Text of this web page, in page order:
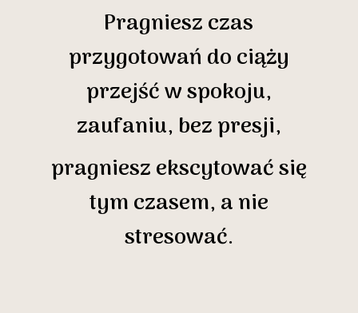
Pragniesz czas
przygotowań do ciąży
przejść w spokoju,
zaufaniu, bez presji,
pragniesz ekscytować się
tym czasem, a nie
stresować.